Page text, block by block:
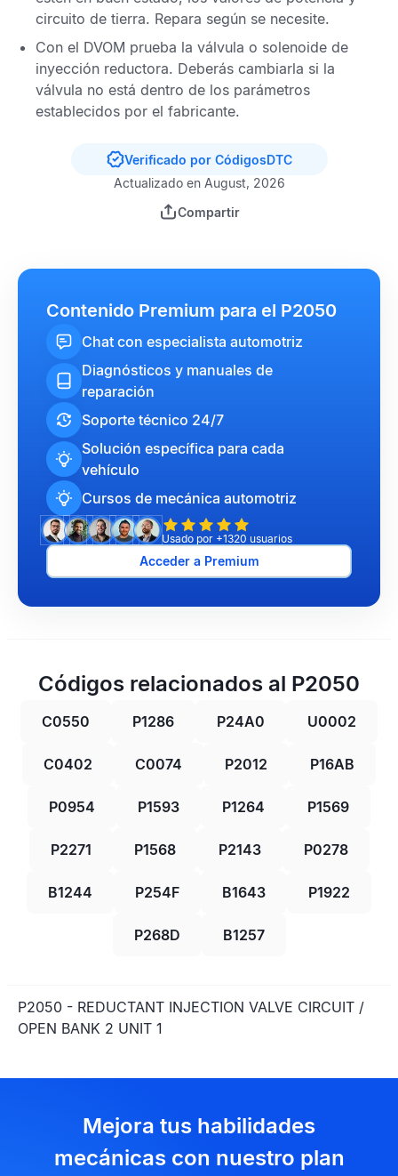
circuito de tierra. Repara según se necesite.
Con el DVOM prueba la válvula o solenoide de
inyección reductora. Deberás cambiarla si la
válvula no está dentro de los parámetros
establecidos por el fabricante.
Verificado por CódigosDTC
Actualizado en August, 2026
Compartir
Contenido Premium para el P2050
Chat con especialista automotriz
Diagnósticos y manuales de
reparación
Soporte técnico 24/7
Solución específica para cada
vehículo
Cursos de mecánica automotriz
Usado por +1320 usuarios
Acceder a Premium
Códigos relacionados al P2050
C0550 P1286 P24A0 U0002
C0402 C0074 P2012 P16AB
P0954 P1593 P1264 P1569
P2271 P1568 P2143 P0278
B1244 P254F B1643 P1922
P268D B1257
P2050 - REDUCTANT INJECTION VALVE CIRCUIT /
OPEN BANK 2 UNIT 1
Mejora tus habilidades
mecánicas con nuestro plan